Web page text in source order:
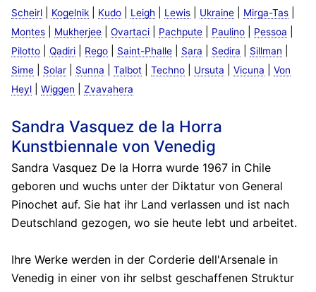
Scheirl| Kogelnik| Kudo| Leigh Lewis| Ukraine| Mirga-Tas|
Montes| Mukherjee| Ovartaci| Pachpute| Paulino| Pessoa
Pilotto| Qadiri| Rego| Saint-Phalle| Sara Sedira Sillman
Sime| Solar| Sunna Talbot| Techno| Ursuta Vicuna
Von
Heyl| Wiggen Zvavahera
Sandra Vasquez de la Horra
Kunstbiennale von Venedig
Sandra Vasquez De la Horra wurde 1967 in Chile
geboren und wuchs unter der Diktatur von General
Pinochet auf. Sie hat ihr Land verlassen und ist nach
Deutschland gezogen, wo sie heute lebt und arbeitet.
Ihre Werke werden in der Corderie dell'Arsenale in
Venedig in einer von ihr selbst geschaffenen Struktur